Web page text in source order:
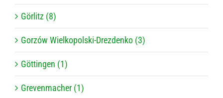
Görlitz (8)
Gorzów Wielkopolski-Drezdenko (3)
Göttingen (1)
Grevenmacher (1)